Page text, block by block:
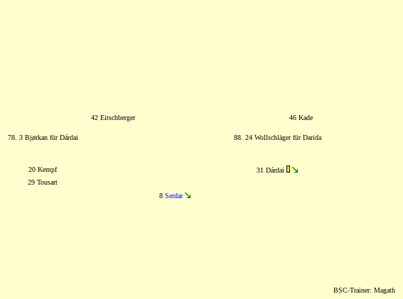
42 Eitschberger 46 Kade
78. 3 Bjørkan für Dárdai 88. 24 Wollschläger für Darida
20 Kempf
31 Dárdai
29 Tousart
8 Serdar
BSC-Trainer: Magath